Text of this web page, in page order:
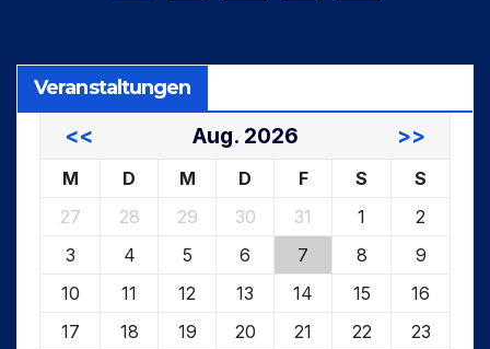
Beiträge
Veranstaltungen
<< Aug. 2026 >>
M D M D F S
S
27
28 29 30 31 1
2
3
4 5 6 7 8
9
10
11 12 13 14 15
16
17
18 19 20 21 22
23